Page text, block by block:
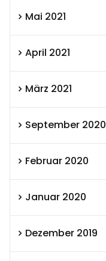
Mai 2021
April 2021
März 2021
September 2020
Februar 2020
Januar 2020
Dezember 2019